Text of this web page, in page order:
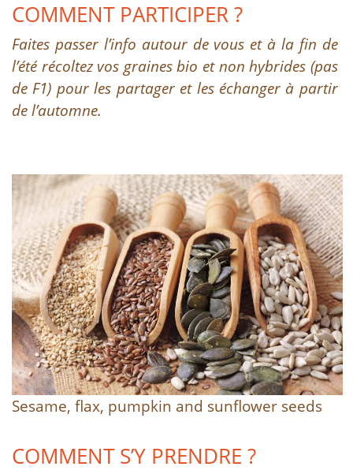
COMMENT PARTICIPER ?
Faites passer l’info autour de vous et à la fin de
l’été récoltez vos graines bio et non hybrides (pas
de F1) pour les partager et les échanger à partir
de l’automne.
Sesame, flax, pumpkin and sunflower seeds
COMMENT S’Y PRENDRE ?